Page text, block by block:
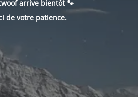
arrive bientôt 🐾
de votre patience.